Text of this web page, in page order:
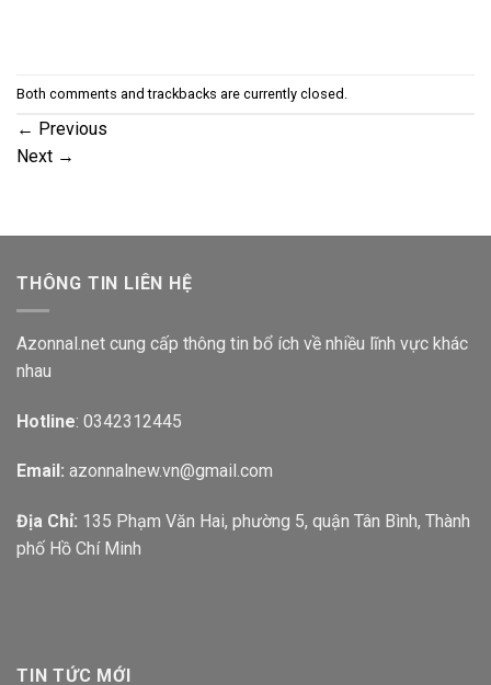
Both comments and trackbacks are currently closed.
← Previous
Next →
THÔNG TIN LIÊN HỆ
Azonnal.net cung cấp thông tin bổ ích về nhiều lĩnh vực khác
nhau
Hotline: 0342312445
Email: azonnalnew.vn@gmail.com
Địa Chỉ: 135 Phạm Văn Hai, phường 5, quận Tân Bình, Thành
phố Hồ Chí Minh
TIN TỨC MỚI